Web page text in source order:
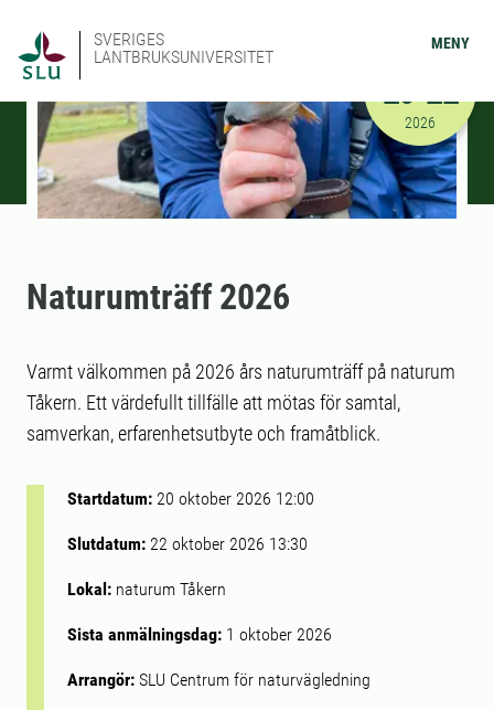
SVERIGES
LANTBRUKSUNIVERSITET
MENY
2026-10-
20-22
2026
Naturumträff 2026
Varmt välkommen på 2026 års naturumträff på naturum
Tåkern. Ett värdefullt tillfälle att mötas för samtal,
samverkan, erfarenhetsutbyte och framåtblick.
Startdatum: 20 oktober 2026 12:00
Slutdatum: 22 oktober 2026 13:30
Lokal: naturum Tåkern
Sista anmälningsdag: 1 oktober 2026
Arrangör: SLU Centrum för naturvägledning